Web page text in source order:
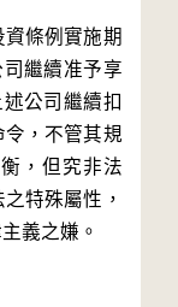
條例實施期
繼續准予享
公司繼續扣
，不管其規
，但究非法
特殊屬性，
義之嫌。